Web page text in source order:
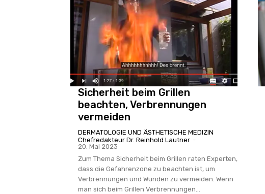
Sicherheit beim Grillen
beachten, Verbrennungen
vermeiden
DERMATOLOGIE UND ÄSTHETISCHE MEDIZIN
Chefredakteur Dr. Reinhold Lautner -
20. Mai 2023
Zum Thema Sicherheit beim Grillen raten Experten,
dass die Gefahrenzone zu beachten ist, um
Verbrennungen und Wunden zu vermeiden. Wenn
man sich beim Grillen Verbrennungen...